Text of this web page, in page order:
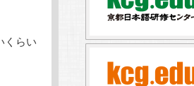
くらい